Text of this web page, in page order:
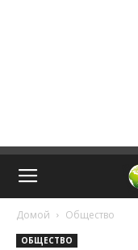
Домой Общество
ОБЩЕСТВО